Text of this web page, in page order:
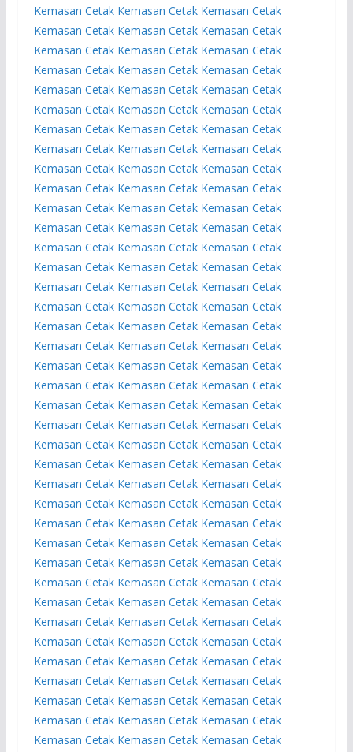
Kemasan Cetak Kemasan Cetak Kemasan Cetak
Kemasan Cetak Kemasan Cetak Kemasan Cetak
Kemasan Cetak Kemasan Cetak Kemasan Cetak
Kemasan Cetak Kemasan Cetak Kemasan Cetak
Kemasan Cetak Kemasan Cetak Kemasan Cetak
Kemasan Cetak Kemasan Cetak Kemasan Cetak
Kemasan Cetak Kemasan Cetak Kemasan Cetak
Kemasan Cetak Kemasan Cetak Kemasan Cetak
Kemasan Cetak Kemasan Cetak Kemasan Cetak
Kemasan Cetak Kemasan Cetak Kemasan Cetak
Kemasan Cetak Kemasan Cetak Kemasan Cetak
Kemasan Cetak Kemasan Cetak Kemasan Cetak
Kemasan Cetak Kemasan Cetak Kemasan Cetak
Kemasan Cetak Kemasan Cetak Kemasan Cetak
Kemasan Cetak Kemasan Cetak Kemasan Cetak
Kemasan Cetak Kemasan Cetak Kemasan Cetak
Kemasan Cetak Kemasan Cetak Kemasan Cetak
Kemasan Cetak Kemasan Cetak Kemasan Cetak
Kemasan Cetak Kemasan Cetak Kemasan Cetak
Kemasan Cetak Kemasan Cetak Kemasan Cetak
Kemasan Cetak Kemasan Cetak Kemasan Cetak
Kemasan Cetak Kemasan Cetak Kemasan Cetak
Kemasan Cetak Kemasan Cetak Kemasan Cetak
Kemasan Cetak Kemasan Cetak Kemasan Cetak
Kemasan Cetak Kemasan Cetak Kemasan Cetak
Kemasan Cetak Kemasan Cetak Kemasan Cetak
Kemasan Cetak Kemasan Cetak Kemasan Cetak
Kemasan Cetak Kemasan Cetak Kemasan Cetak
Kemasan Cetak Kemasan Cetak Kemasan Cetak
Kemasan Cetak Kemasan Cetak Kemasan Cetak
Kemasan Cetak Kemasan Cetak Kemasan Cetak
Kemasan Cetak Kemasan Cetak Kemasan Cetak
Kemasan Cetak Kemasan Cetak Kemasan Cetak
Kemasan Cetak Kemasan Cetak Kemasan Cetak
Kemasan Cetak Kemasan Cetak Kemasan Cetak
Kemasan Cetak Kemasan Cetak Kemasan Cetak
Kemasan Cetak Kemasan Cetak Kemasan Cetak
Kemasan Cetak Kemasan Cetak Kemasan Cetak